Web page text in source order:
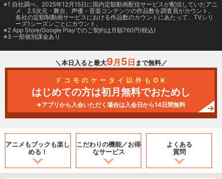
1 自社調べ。2025年12月15日に国内定額動画配信サービスが配信していたアニ
メ、2.5次元・舞台、声優・音楽コンテンツの作品数を調査員がカウント。
各社の定額制動画サービスにおける作品数のカウントにあたって、TVシリ
ーズ1シーズンごとにカウント。
2 App Store/Google Playでのご契約は月額760円(税込)
3 一部個別課金あり
＼本日入ると最大9月 5 日 まで無料／
ドコモのケータイ以外もOK
はじめての方は初月無料でおためし
※アプリから入会いただく場合は入会日から14日間無料
アニメもブックも楽し
める！
こだわりの機能／お得
なサービス
よくある
質問